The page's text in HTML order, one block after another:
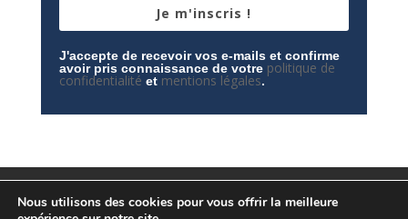
Je m'inscris !
J'accepte de recevoir vos e-mails et confirme
avoir pris connaissance de votre politique de
confidentialité et mentions légales.
Espace privé
Politique de confidentialité
Nous utilisons des cookies pour vous offrir la meilleure